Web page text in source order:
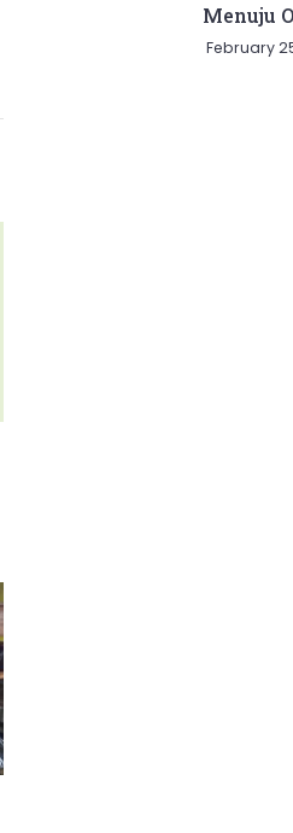
Menuju
February